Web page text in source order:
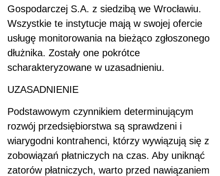
Gospodarczej S.A. z siedzibą we Wrocławiu.
Wszystkie te instytucje mają w swojej ofercie
usługę monitorowania na bieżąco zgłoszonego
dłużnika. Zostały one pokrótce
scharakteryzowane w uzasadnieniu.
UZASADNIENIE
Podstawowym czynnikiem determinującym
rozwój przedsiębiorstwa są sprawdzeni i
wiarygodni kontrahenci, którzy wywiązują się z
zobowiązań płatniczych na czas. Aby uniknąć
zatorów płatniczych, warto przed nawiązaniem